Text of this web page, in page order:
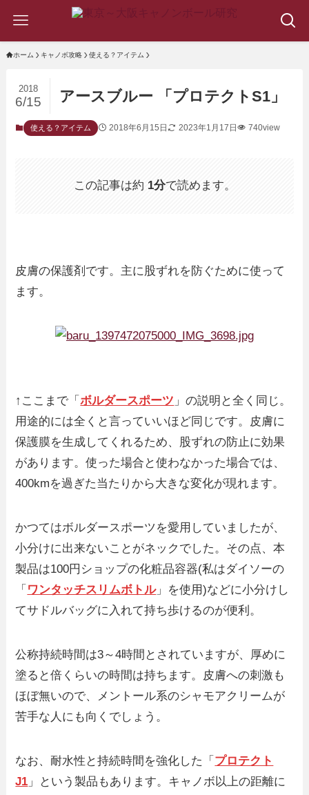
ホーム キャノボ攻略 使える？アイテム
アースブルー 「プロテクトS1」
2018
6/15
使える？アイテム 2018年6月15日 2023年1月17日 740view
この記事は約 1分で読めます。
皮膚の保護剤です。主に股ずれを防ぐために使って
ます。
↑ここまで「ボルダースポーツ 」の説明と全く同じ。
用途的には全くと言っていいほど同じです。皮膚に
保護膜を生成してくれるため、股ずれの防止に効果
があります。使った場合と使わなかった場合では、
400kmを過ぎた当たりから大きな変化が現れます。
かつてはボルダースポーツを愛用していましたが、
小分けに出来ないことがネックでした。その点、本
製品は100円ショップの化粧品容器(私はダイソーの
「 ワンタッチスリムボトル」を使用)などに小分けし
てサドルバッグに入れて持ち歩けるのが便利。
公称持続時間は3～4時間とされていますが、厚めに
塗ると倍くらいの時間は持ちます。皮膚への刺激も
ほぼ無いので、メントール系のシャモアクリームが
苦手な人にも向くでしょう。
なお、耐水性と持続時間を強化した「 プロテクト
J1 」という製品もあります。キャノボ以上の距離に